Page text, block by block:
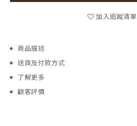
加入追蹤清單
商品描述
送貨及付款方式
了解更多
顧客評價